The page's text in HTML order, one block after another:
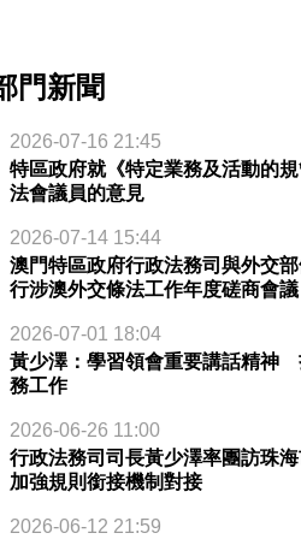
門新聞
2026-07-16 21:45
特區政府就《特定業務及活動的
法會議員的意見
2026-07-14 15:44
澳門特區政府行政法務司與外交
行涉澳外交條法工作年度磋商會議
2026-07-01 18:04
黃少澤：學習領會重要講話精神
務工作
2026-06-26 11:00
行政法務司司長黃少澤率團訪珠
加強規則銜接機制對接
2026-06-12 21:59